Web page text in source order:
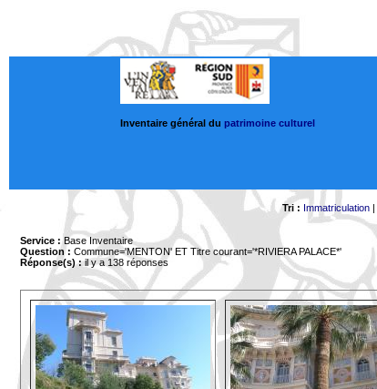
Inventaire général du patrimoine culturel
Tri : Immatriculation|
Service : Base Inventaire
Question : Commune='MENTON' ET Titre courant='*RIVIERA PALACE*'
Réponse(s) :il y a 138 réponses